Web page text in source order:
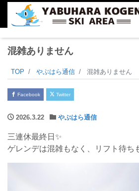
混雑ありません
TOP やぶはら通信 混雑ありません
Facebook Twitter
2026.3.22 やぶはら通信
三連休最終日✨
ゲレンデは混雑もなく、リフト待ち